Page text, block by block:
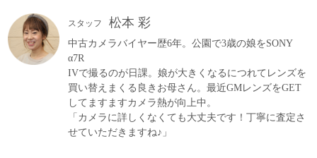
スタッフ 松本 彩
中古カメラバイヤー歴6年。公園で3歳の娘をSONY
α7R
IVで撮るのが日課。娘が大きくなるにつれてレンズを
買い替えまくる良きお母さん。最近GMレンズをGET
してますますカメラ熱が向上中。
「カメラに詳しくなくても大丈夫です！丁寧に査定さ
せていただきますね♪」